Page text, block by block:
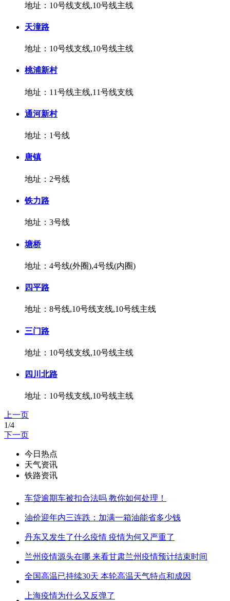
地址：10号线支线,10号线主线
天潼路
地址：10号线支线,10号线主线
桃浦新村
地址：11号线主线,11号线支线
通河新村
地址：1号线
唐镇
地址：2号线
铁力路
地址：3号线
塘桥
地址：4号线(外圈),4号线(内圈)
四平路
地址：8号线,10号线支线,10号线主线
三门路
地址：10号线支线,10号线主线
四川北路
地址：10号线支线,10号线主线
上一页
1/4
下一页
今日热点
天气资讯
铁路资讯
车贷逾期车被扣合法吗 教你如何处理！
油价迎年内三连跌：加满一箱油能省多少钱
丹东又发生了什么疫情 疫情为何又严重了
兰州疫情源头在哪 来看甘肃兰州疫情预计结束时间
全国高温已持续30天 本轮高温天气特点和成因
上海疫情为什么又反弹了